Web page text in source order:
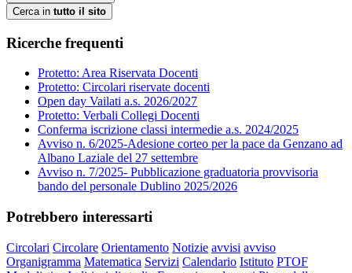
Cerca in tutto il sito
Ricerche frequenti
Protetto: Area Riservata Docenti
Protetto: Circolari riservate docenti
Open day Vailati a.s. 2026/2027
Protetto: Verbali Collegi Docenti
Conferma iscrizione classi intermedie a.s. 2024/2025
Avviso n. 6/2025-Adesione corteo per la pace da Genzano ad
Albano Laziale del 27 settembre
Avviso n. 7/2025- Pubblicazione graduatoria provvisoria
bando del personale Dublino 2025/2026
Potrebbero interessarti
Circolari Circolare Orientamento Notizie avvisi avviso
Organigramma Matematica Servizi Calendario Istituto PTOF